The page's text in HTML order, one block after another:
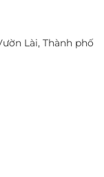
Lài, Thành phố